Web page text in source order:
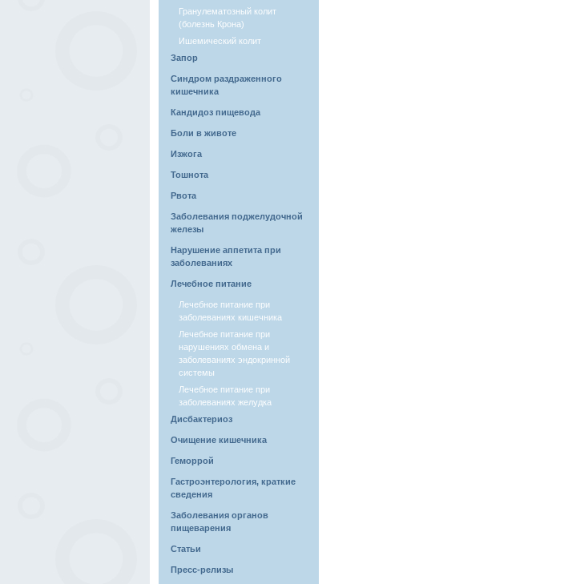
Гранулематозный колит
(болезнь Крона)
Ишемический колит
Запор
Синдром раздраженного
кишечника
Кандидоз пищевода
Боли в животе
Изжога
Тошнота
Рвота
Заболевания поджелудочной
железы
Нарушение аппетита при
заболеваниях
Лечебное питание
Лечебное питание при
заболеваниях кишечника
Лечебное питание при
нарушениях обмена и
заболеваниях эндокринной
системы
Лечебное питание при
заболеваниях желудка
Дисбактериоз
Очищение кишечника
Геморрой
Гастроэнтерология, краткие
сведения
Заболевания органов
пищеварения
Статьи
Пресс-релизы